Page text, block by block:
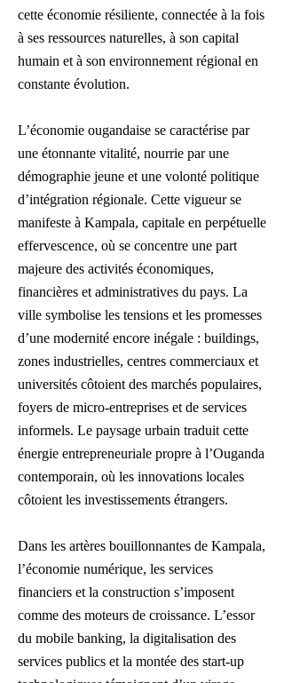
cette économie résiliente, connectée à la fois
à ses ressources naturelles, à son capital
humain et à son environnement régional en
constante évolution.
L’économie ougandaise se caractérise par
une étonnante vitalité, nourrie par une
démographie jeune et une volonté politique
d’intégration régionale. Cette vigueur se
manifeste à Kampala, capitale en perpétuelle
effervescence, où se concentre une part
majeure des activités économiques,
financières et administratives du pays. La
ville symbolise les tensions et les promesses
d’une modernité encore inégale : buildings,
zones industrielles, centres commerciaux et
universités côtoient des marchés populaires,
foyers de micro-entreprises et de services
informels. Le paysage urbain traduit cette
énergie entrepreneuriale propre à l’Ouganda
contemporain, où les innovations locales
côtoient les investissements étrangers.
Dans les artères bouillonnantes de Kampala,
l’économie numérique, les services
financiers et la construction s’imposent
comme des moteurs de croissance. L’essor
du mobile banking, la digitalisation des
services publics et la montée des start-up